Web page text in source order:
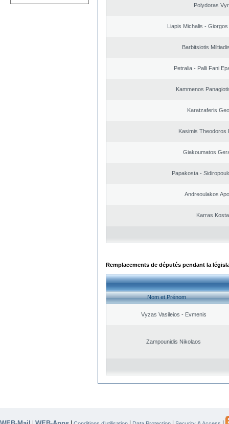
Polydoras
Liapis Michalis -
Barbitsiotis
Petralia - Palli Fani
Kammenos
Karatzaferis
Kasimis Theodoros
Giakoumatos
Papakosta -
Andreoulakos
Karras
Remplacements de députés pendant la
Nom et Prénom
Vyzas Vasileios - Evmenis
Zampounidis Nikolaos
| | | | |